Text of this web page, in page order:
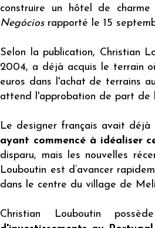
construire un hôtel de
Negócios rapporté le 15
Selon la publication, Christian
2004, a déjà acquis le terrain
euros dans l'achat de terrains
attend l'approbation de part de
Le designer français avait déjà
ayant commencé à idéaliser
disparu, mais les nouvelles
Louboutin est d’avancer
dans le centre du village de
Christian Louboutin